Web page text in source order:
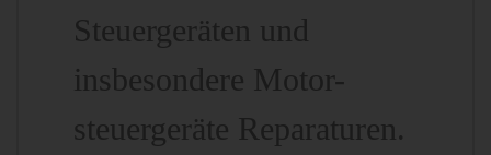
Steuergeräten und
insbesondere Motor-
steuergeräte Reparaturen.